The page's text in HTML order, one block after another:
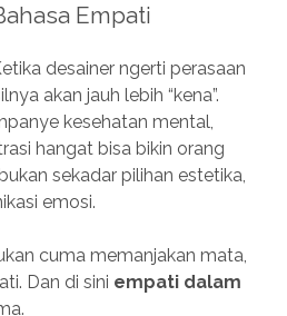
Empati
desainer ngerti perasaan
akan jauh lebih “kena”.
kesehatan mental,
hangat bisa bikin orang
sekadar pilihan estetika,
emosi.
cuma memanjakan mata,
Dan di sini empati dalam